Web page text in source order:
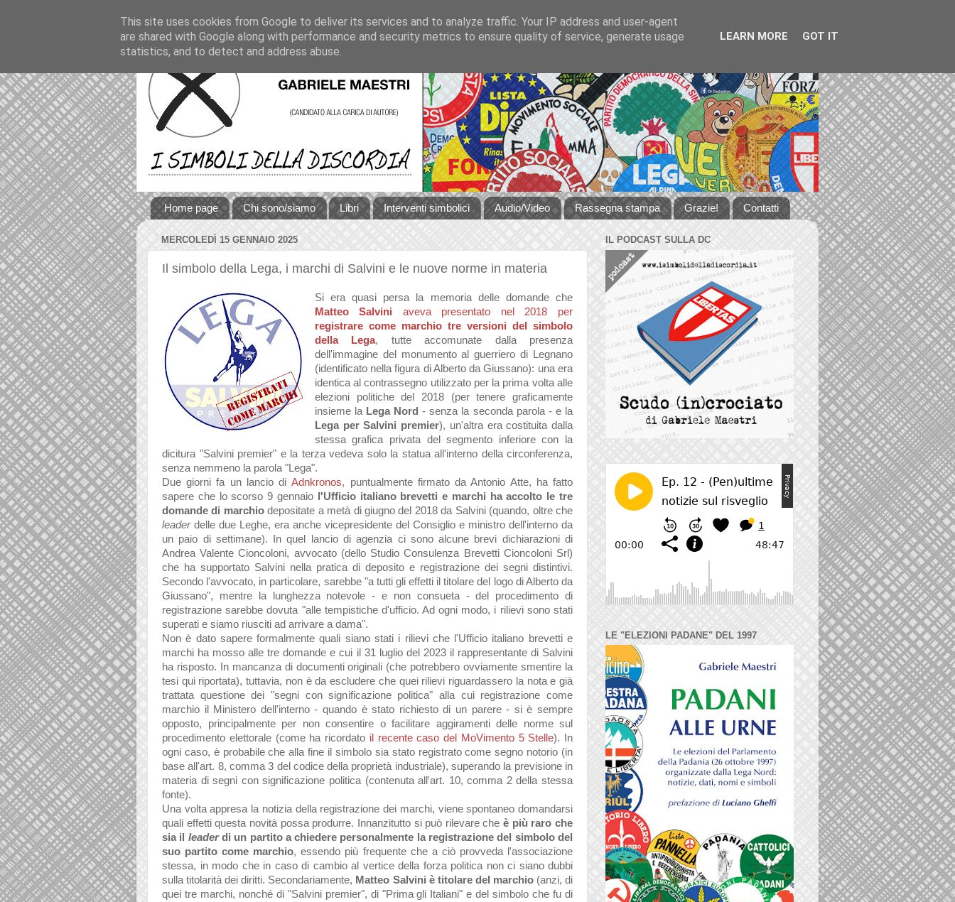
Home page Chi sono/siamo Libri Interventi simbolici Audio/Video Rassegna stampa Grazie! Contatti
MERCOLEDÌ 15 GENNAIO 2025
Il simbolo della Lega, i marchi di Salvini e le nuove norme in materia
Si era quasi persa la memoria delle domande che
Matteo Salvini aveva presentato nel 2018 per
registrare come marchio tre versioni del simbolo
della Lega, tutte accomunate dalla presenza
dell'immagine del monumento al guerriero di Legnano
(identificato nella figura di Alberto da Giussano): una era
identica al contrassegno utilizzato per la prima volta alle
elezioni politiche del 2018 (per tenere graficamente
insieme la Lega Nord - senza la seconda parola - e la
Lega per Salvini premier), un'altra era costituita dalla
stessa grafica privata del segmento inferiore con la
dicitura "Salvini premier" e la terza vedeva solo la statua all'interno della circonferenza,
senza nemmeno la parola "Lega".
Due giorni fa un lancio diAdnkronos, puntualmente firmato da Antonio Atte, ha fatto
sapere che lo scorso 9 gennaio
l'Ufficio italiano brevetti e marchi ha accolto le tre
domande di marchiodepositate a metà di giugno del 2018 da Salvini (quando, oltre che
leaderdelle due Leghe, era anche vicepresidente del Consiglio e ministro dell'interno da
un paio di settimane). In quel lancio di agenzia ci sono alcune brevi dichiarazioni di
Andrea Valente Cioncoloni, avvocato (dello Studio Consulenza Brevetti Cioncoloni Srl)
che ha supportato Salvini nella pratica di deposito e registrazione dei segni distintivi.
Secondo l'avvocato, in particolare, sarebbe "a tutti gli effetti il titolare del logo di Alberto da
Giussano", mentre la lunghezza notevole - e non consueta - del procedimento di
registrazione sarebbe dovuta "alle tempistiche d'ufficio. Ad ogni modo, i rilievi sono stati
superati e siamo riusciti ad arrivare a dama".
Non è dato sapere formalmente quali siano stati i rilievi che l'Ufficio italiano brevetti e
marchi ha mosso alle tre domande e cui il 31 luglio del 2023 il rappresentante di Salvini
ha risposto. In mancanza di documenti originali (che potrebbero ovviamente smentire la
tesi qui riportata), tuttavia, non è da escludere che quei rilievi riguardassero la nota e già
trattata questione dei "segni con significazione politica" alla cui registrazione come
marchio il Ministero dell'interno - quando è stato richiesto di un parere - si è sempre
opposto, principalmente per non consentire o facilitare aggiramenti delle norme sul
procedimento elettorale (come ha ricordato il recente caso del MoVimento 5 Stelle). In
ogni caso, è probabile che alla fine il simbolo sia stato registrato come segno notorio (in
base all'art. 8, comma 3 del codice della proprietà industriale), superando la previsione in
materia di segni con significazione politica (contenuta all'art. 10, comma 2 della stessa
fonte).
Una volta appresa la notizia della registrazione dei marchi, viene spontaneo domandarsi
quali effetti questa novità possa produrre. Innanzitutto si può rilevare cheè più raro che
sia il leaderdi un partito a chiedere personalmente la registrazione del simbolo del
suo partito come marchio, essendo più frequente che a ciò provveda l'associazione
stessa, in modo che in caso di cambio al vertice della forza politica non ci siano dubbi
sulla titolarità dei diritti. Secondariamente, Matteo Salvini è titolare del marchio(anzi, di
quei tre marchi, nonché di "Salvini premier", di "Prima gli Italiani" e del simbolo che fu di
IL PODCAST SULLA DC
LE "ELEZIONI PADANE" DEL 1997
This site uses cookies from Google to deliver its services and to analyze traffic. Your IP address and user-agent
are shared with Google along with performance and security metrics to ensure quality of service, generate usage
statistics, and to detect and address abuse.
LEARN MORE GOT IT